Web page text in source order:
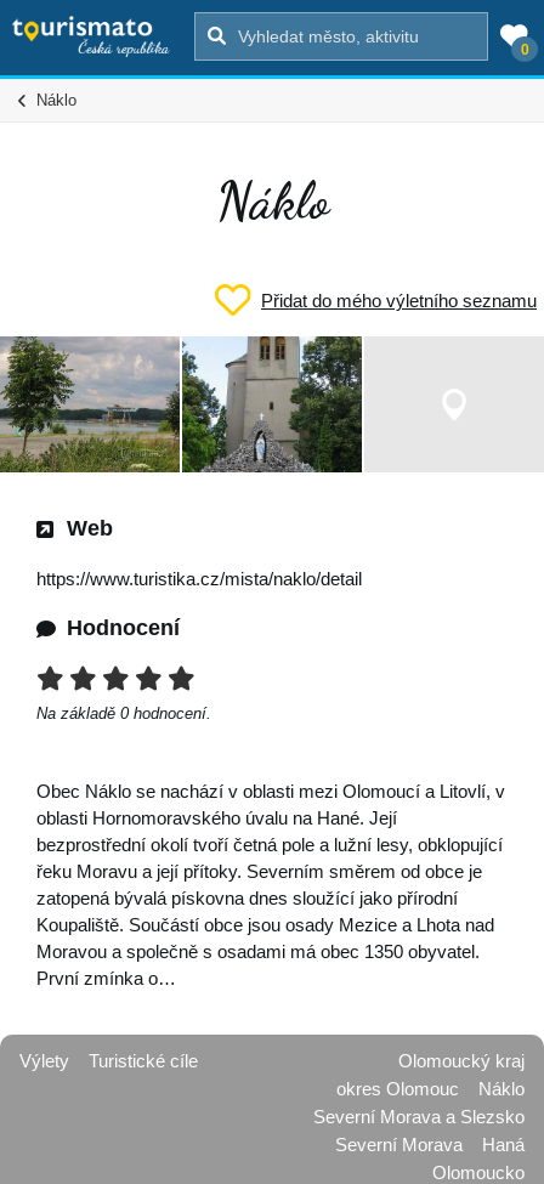
0
Náklo
Náklo
Přidat do mého výletního seznamu
Web
https://www.turistika.cz/mista/naklo/detail
Hodnocení
Na základě 0 hodnocení.
Obec Náklo se nachází v oblasti mezi Olomoucí a Litovlí, v
oblasti Hornomoravského úvalu na Hané. Její
bezprostřední okolí tvoří četná pole a lužní lesy, obklopující
řeku Moravu a její přítoky. Severním směrem od obce je
zatopená bývalá pískovna dnes sloužící jako přírodní
Koupaliště. Součástí obce jsou osady Mezice a Lhota nad
Moravou a společně s osadami má obec 1350 obyvatel.
První zmínka o…
Výlety Turistické cíle
Olomoucký kraj
okres Olomouc
Náklo
Severní Morava a Slezsko
Severní Morava
Haná
Olomoucko